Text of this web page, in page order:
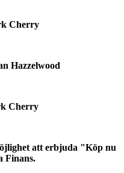
Cherry
Hazzelwood
Cherry
att erbjuda "Köp nu
Finans.